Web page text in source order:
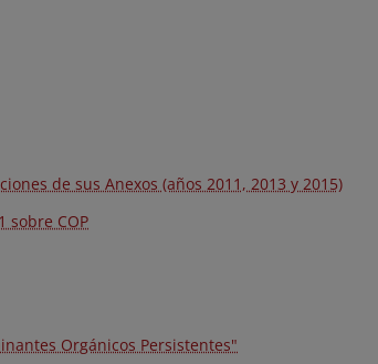
de sus Anexos (años 2011, 2013 y 2015)
sobre COP
Orgánicos Persistentes"